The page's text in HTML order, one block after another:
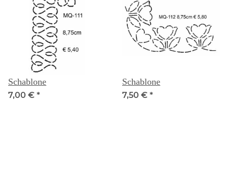
Schablone
7,00 € *
Schablone
7,50 € *